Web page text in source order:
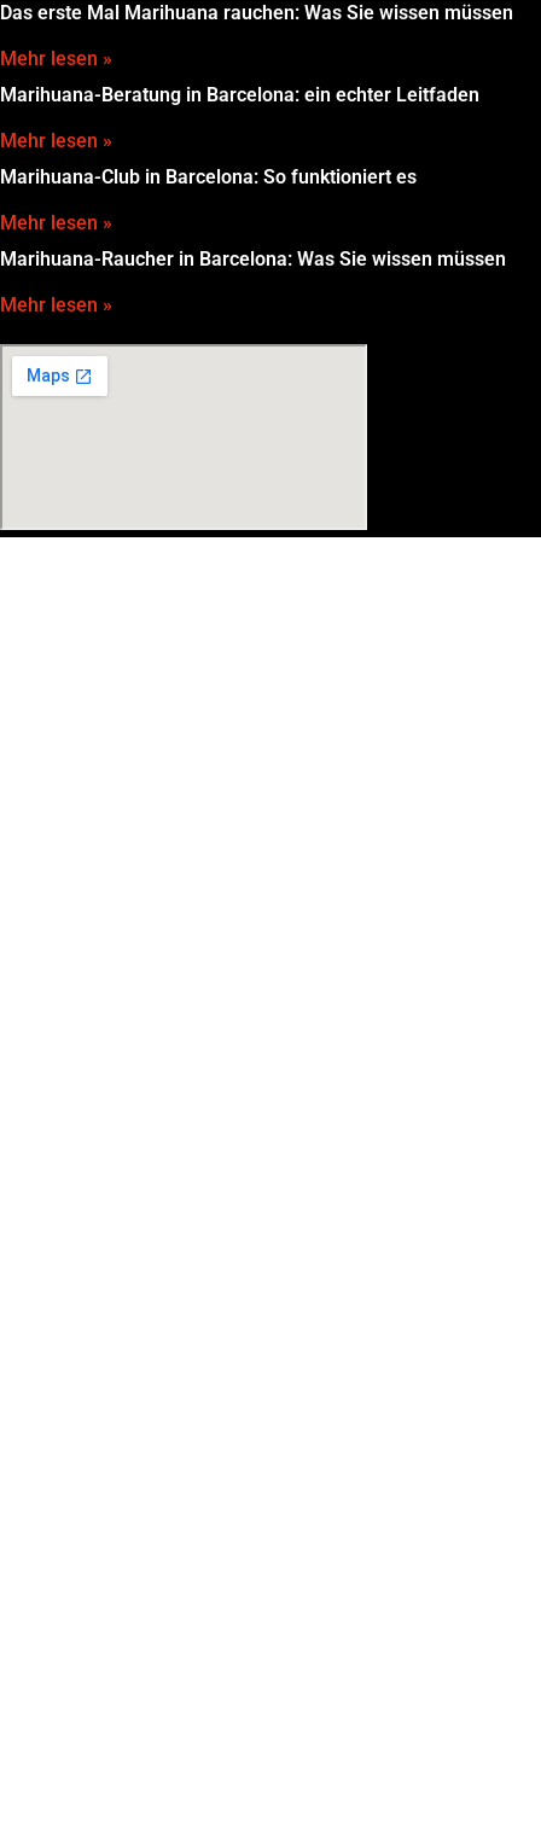
Das erste Mal Marihuana rauchen: Was Sie wissen müssen
Mehr lesen »
Marihuana-Beratung in Barcelona: ein echter Leitfaden
Mehr lesen »
Marihuana-Club in Barcelona: So funktioniert es
Mehr lesen »
Marihuana-Raucher in Barcelona: Was Sie wissen müssen
Mehr lesen »